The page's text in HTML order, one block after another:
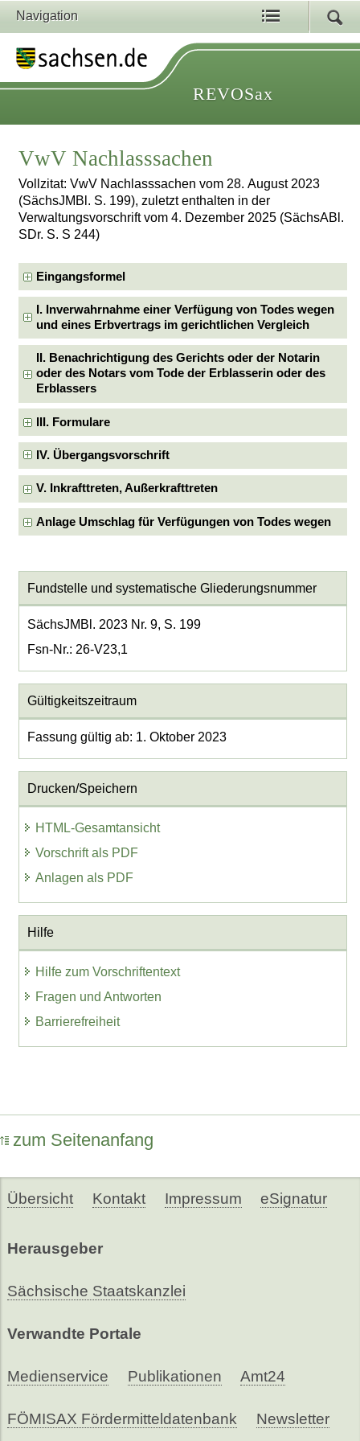
Navigation
REVOSax
VwV Nachlasssachen
Vollzitat: VwV Nachlasssachen vom 28. August 2023
(SächsJMBl. S. 199), zuletzt enthalten in der
Verwaltungsvorschrift vom 4. Dezember 2025 (SächsABl.
SDr. S. S 244)
Eingangsformel
I. Inverwahrnahme einer Verfügung von Todes wegen
und eines Erbvertrags im gerichtlichen Vergleich
II. Benachrichtigung des Gerichts oder der Notarin
oder des Notars vom Tode der Erblasserin oder des
Erblassers
III. Formulare
IV. Übergangsvorschrift
V. Inkrafttreten, Außerkrafttreten
Anlage Umschlag für Verfügungen von Todes wegen
Fundstelle und systematische Gliederungsnummer
SächsJMBl. 2023 Nr. 9, S. 199
Fsn-Nr.: 26-V23,1
Gültigkeitszeitraum
Fassung gültig ab: 1. Oktober 2023
Drucken/Speichern
HTML-Gesamtansicht
Vorschrift als PDF
Anlagen als PDF
Hilfe
Hilfe zum Vorschriftentext
Fragen und Antworten
Barrierefreiheit
zum Seitenanfang
Übersicht Kontakt Impressum eSignatur
Herausgeber
Sächsische Staatskanzlei
Verwandte Portale
Medienservice Publikationen Amt24
FÖMISAX Fördermitteldatenbank Newsletter